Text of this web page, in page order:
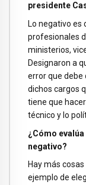
presidente
Lo negativo es
profesionales
ministerios,
Designaron a
error que debe
dichos cargos
tiene que
técnico y lo
¿Cómo
negativo?
Hay más
ejemplo de